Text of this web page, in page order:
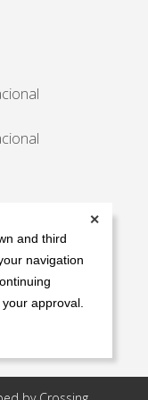
and third
navigation
approval.
✕